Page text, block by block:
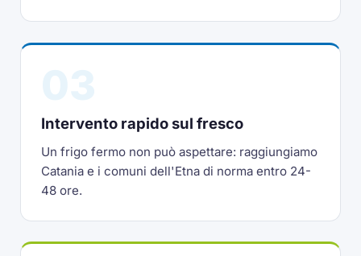
Intervento rapido sul fresco
Un frigo fermo non può aspettare: raggiungiamo
Catania e i comuni dell'Etna di norma entro 24-
48 ore.